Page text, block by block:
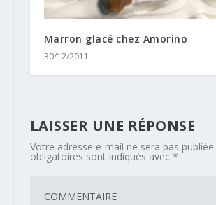
Marron glacé chez Amorino
30/12/2011
LAISSER UNE RÉPONSE
Votre adresse e-mail ne sera pas publiée.
obligatoires sont indiqués avec *